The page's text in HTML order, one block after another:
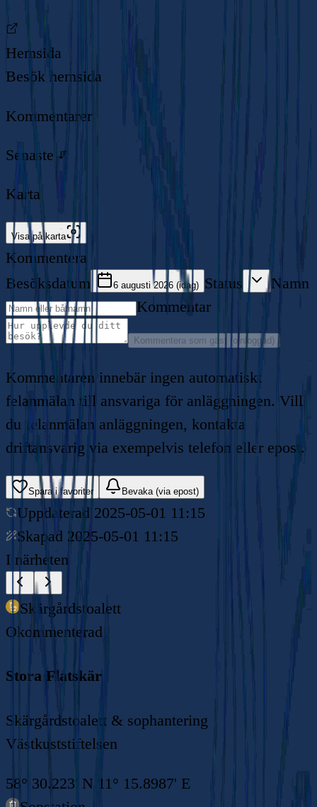
Hemsida
Besök hemsida
Kommentarer
Senaste
Karta
Visa på karta
Kommentera
Besöksdatum
6 augusti 2026 (idag) Status
Namn
Kommentar
Kommentera som gäst (oinloggad)
Kommentaren innebär ingen automatiskt
felanmälan till ansvariga för anläggningen. Vill
du felanmälan anläggningen, kontakta
driftansvarig via exempelvis telefon eller epost.
Spara i favoriter Bevaka (via epost)
Uppdaterad 2025-05-01 11:15
Skapad 2025-05-01 11:15
I närheten
Skärgårdstoalett
Okommenterad
Stora Flatskär
Skärgårdstoalett & sophantering
Västkuststiftelsen
58° 30.223' N 11° 15.8987' E